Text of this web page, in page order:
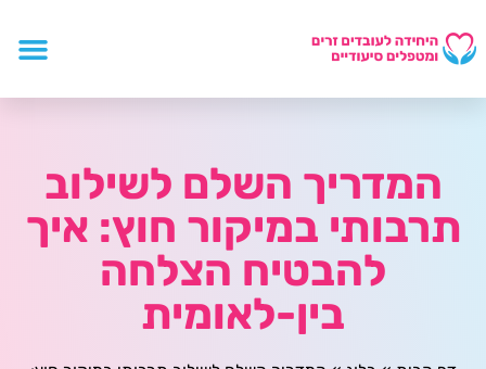
המדריך השלם לשילוב
תרבותי במיקור חוץ: איך
להבטיח הצלחה
בין-לאומית